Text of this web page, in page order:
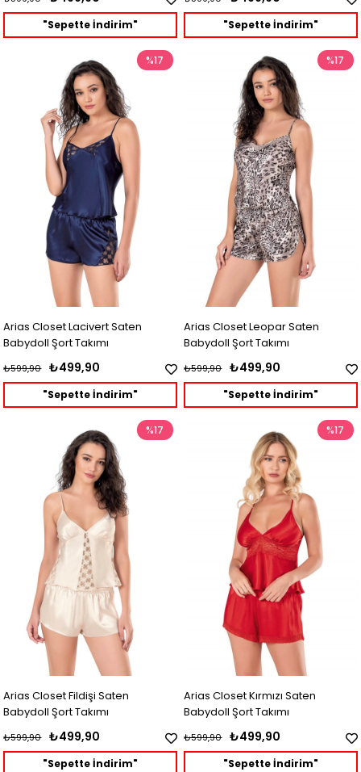
"Sepette İndirim" "Sepette İndirim"
Arias Closet Lacivert Saten
Babydoll Şort Takımı
₺499,90
₺599,90
%17
"Sepette İndirim"
Arias Closet Leopar Saten
Babydoll Şort Takımı
₺499,90
₺599,90
%17
"Sepette İndirim"
Arias Closet Fildişi Saten
Babydoll Şort Takımı
₺499,90
₺599,90
%17
"Sepette İndirim"
Arias Closet Kırmızı Saten
Babydoll Şort Takımı
₺499,90
₺599,90
%17
"Sepette İndirim"